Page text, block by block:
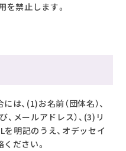
を禁止します。
、(1)お名前（団体名）、
、メールアドレス）、(3)リ
明記のうえ、オデッセイ
ださい。